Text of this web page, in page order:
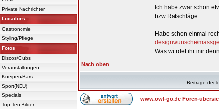
Private Nachrichten
Locations
Gastronomie
Styling/Pflege
Fotos
Discos/Clubs
Veranstaltungen
Kneipen/Bars
Sport(NEU)
Specials
Top Ten Bilder
Ich habe zwar schon
bzw Ratschläge.
Habe schon einmal
designwunsche/
Was würdet ihr mir
Nach oben
Beiträge der
www.owl-go.de Foren-